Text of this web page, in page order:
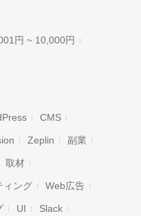
円 ~ 10,000円
CMS
Zeplin 副業
取材
ィング Web広告
UI Slack